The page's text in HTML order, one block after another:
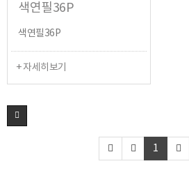
색연필36P
색연필36P
+ 자세히보기
1